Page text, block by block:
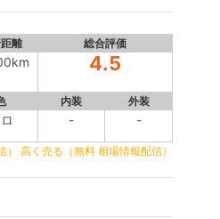
離 総合評価
4.5
内装 外装
- -
高く売る（無料 相場情報配信）